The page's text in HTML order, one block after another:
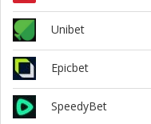
Unibet
Epicbet
SpeedyBet